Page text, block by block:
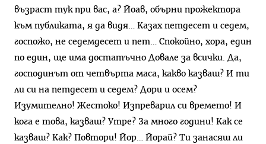
възраст тук при вас, а? Йоав, обърни прожектора
към публиката, я да видя… Казах петдесет и седем,
госпожо, не седемдесет и пет… Спокойно, хора, един
по един, ще има достатъчно Довале за всички. Да,
господинът от четвърта маса, какво казваш? И ти
ли си на петдесет и седем? Дори и осем?
Изумително! Жестоко! Изпреварил си времето! И
кога е това, казваш? Утре? За много години! Как се
казваш? Как? Повтори! Йор… Йорай? Ти занасяш ли